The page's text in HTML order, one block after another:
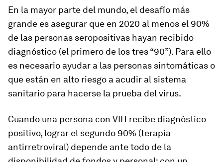
En la mayor parte del mundo, el desafío más
grande es asegurar que en 2020 al menos el 90%
de las personas seropositivas hayan recibido
diagnóstico (el primero de los tres “90”). Para ello
es necesario ayudar a las personas sintomáticas o
que están en alto riesgo a acudir al sistema
sanitario para hacerse la prueba del virus.
Cuando una persona con VIH recibe diagnóstico
positivo, lograr el segundo 90% (terapia
antirretroviral) depende ante todo de la